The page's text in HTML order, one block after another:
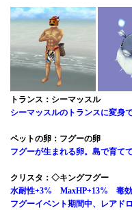
トランス：シーマッスル
シーマッスルのトランスに変身
ペットの卵：フグーの卵
フグーが生まれる卵。島で育て
クリスタ：◇キングフグー
水耐性+3% MaxHP+13% 毒
フグーイベント期間中、レアド